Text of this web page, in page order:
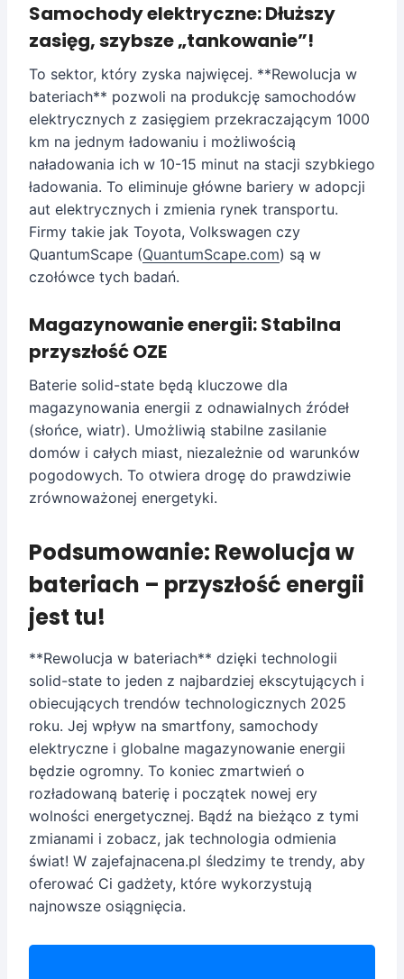
Samochody elektryczne: Dłuższy
zasięg, szybsze „tankowanie”!
To sektor, który zyska najwięcej. **Rewolucja w
bateriach** pozwoli na produkcję samochodów
elektrycznych z zasięgiem przekraczającym 1000
km na jednym ładowaniu i możliwością
naładowania ich w 10-15 minut na stacji szybkiego
ładowania. To eliminuje główne bariery w adopcji
aut elektrycznych i zmienia rynek transportu.
Firmy takie jak Toyota, Volkswagen czy
QuantumScape (QuantumScape.com) są w
czołówce tych badań.
Magazynowanie energii: Stabilna
przyszłość OZE
Baterie solid-state będą kluczowe dla
magazynowania energii z odnawialnych źródeł
(słońce, wiatr). Umożliwią stabilne zasilanie
domów i całych miast, niezależnie od warunków
pogodowych. To otwiera drogę do prawdziwie
zrównoważonej energetyki.
Podsumowanie: Rewolucja w
bateriach – przyszłość energii
jest tu!
**Rewolucja w bateriach** dzięki technologii
solid-state to jeden z najbardziej ekscytujących i
obiecujących trendów technologicznych 2025
roku. Jej wpływ na smartfony, samochody
elektryczne i globalne magazynowanie energii
będzie ogromny. To koniec zmartwień o
rozładowaną baterię i początek nowej ery
wolności energetycznej. Bądź na bieżąco z tymi
zmianami i zobacz, jak technologia odmienia
świat! W zajefajnacena.pl śledzimy te trendy, aby
oferować Ci gadżety, które wykorzystują
najnowsze osiągnięcia.